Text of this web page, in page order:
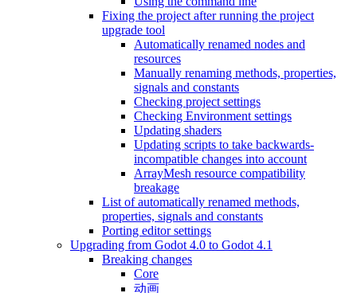
Fixing the project after running the project
upgrade tool
Automatically renamed nodes and
resources
Manually renaming methods, properties,
signals and constants
Checking project settings
Checking Environment settings
Updating shaders
Updating scripts to take backwards-
incompatible changes into account
ArrayMesh resource compatibility
breakage
List of automatically renamed methods,
properties, signals and constants
Porting editor settings
Upgrading from Godot 4.0 to Godot 4.1
Breaking changes
Core
动画